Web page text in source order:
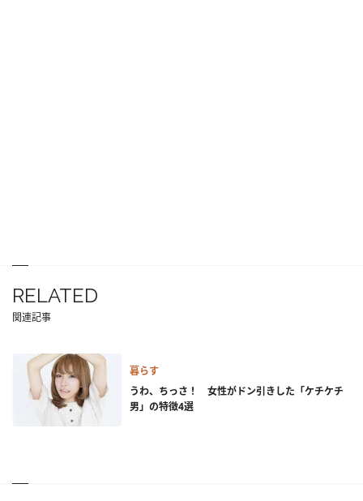
RELATED
関連記事
暮らす
うわ、ちっさ！ 女性がドン引きした「ケチケチ
男」の特徴4選